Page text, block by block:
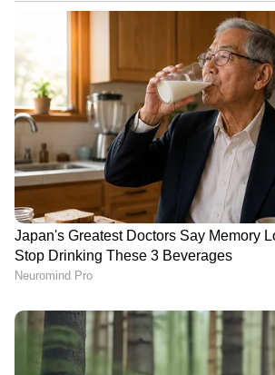
Malayalam News
ആഴത്തിലുള്ള വിശകലനവും
റിപ്പോർട്ടിംഗും — എല്ലാം
ഏത് സമയത്തും, എവിടെയും
വിശ്വസനീയമായ വാർത്തകൾ
Asianet News Malayalam
ABOUT THE AUTHOR
WDWeb Desk
Follow Us